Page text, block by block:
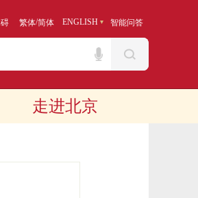
繁体/简体 ENGLISH 智能问答
走进北京